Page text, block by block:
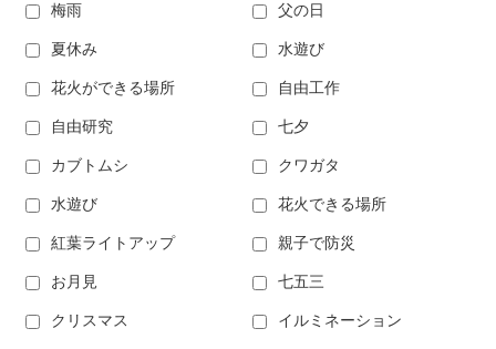
梅雨 父の日
夏休み 水遊び
花火ができる場所 自由工作
自由研究 七夕
カブトムシ クワガタ
水遊び 花火できる場所
紅葉ライトアップ 親子で防災
お月見 七五三
クリスマス イルミネーション